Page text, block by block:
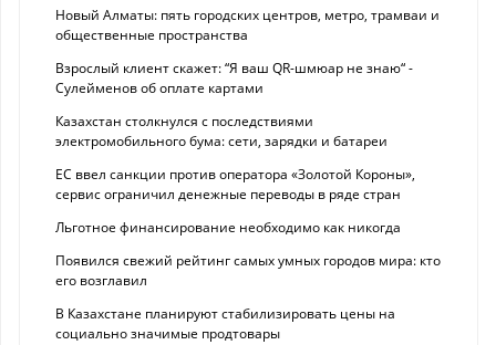
Новый Алматы: пять городских центров, метро, трамваи и
общественные пространства
Взрослый клиент скажет: “Я ваш QR-шмюар не знаю“ -
Сулейменов об оплате картами
Казахстан столкнулся с последствиями
электромобильного бума: сети, зарядки и батареи
ЕС ввел санкции против оператора «Золотой Короны»,
сервис ограничил денежные переводы в ряде стран
Льготное финансирование необходимо как никогда
Появился свежий рейтинг самых умных городов мира: кто
его возглавил
В Казахстане планируют стабилизировать цены на
социально значимые продтовары